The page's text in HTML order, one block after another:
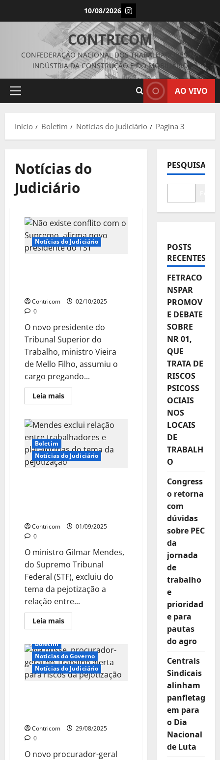
10/08/2026 Instagram
CONTRICOM
CONFEDERAÇÃO NACIONAL DOS TRABALHADORES NA
INDÚSTRIA DA CONSTRUÇÃO E DO MOBILIÁRIO
Menu
AO VIVO
Início Boletim Notícias do Judiciário Pagina 3
Notícias do
Judiciário
Notícias do Judiciário
Contricom
02/10/2025
0
O novo presidente do
Tribunal Superior do
Trabalho, ministro Vieira
de Mello Filho, assumiu o
cargo pregando...
Leia maisLeia
mais
existe
conflito
com
o
Supremo,
afirma
novo
Boletim
Notícias do Judiciário
Contricom
01/09/2025
0
O ministro Gilmar Mendes,
do Supremo Tribunal
Federal (STF), excluiu do
tema da pejotização a
relação entre...
Leia maisLeia
mais
exclui
relação
entre
trabalhadores
e
plataformas
Boletim
Notícias do Governo
Notícias do Judiciário
Contricom
29/08/2025
0
O novo procurador-geral
PESQUISAR
POSTS
RECENTES
FETRACO
NSPAR
PROMOV
E DEBATE
SOBRE
NR 01,
QUE
TRATA DE
RISCOS
PSICOSS
OCIAIS
NOS
LOCAIS
DE
TRABALH
O
Congress
o retorna
com
dúvidas
sobre PEC
da
jornada
de
trabalho
e
prioridad
e para
pautas
do agro
Centrais
Sindicais
alinham
panfletag
em para
o Dia
Nacional
de Luta